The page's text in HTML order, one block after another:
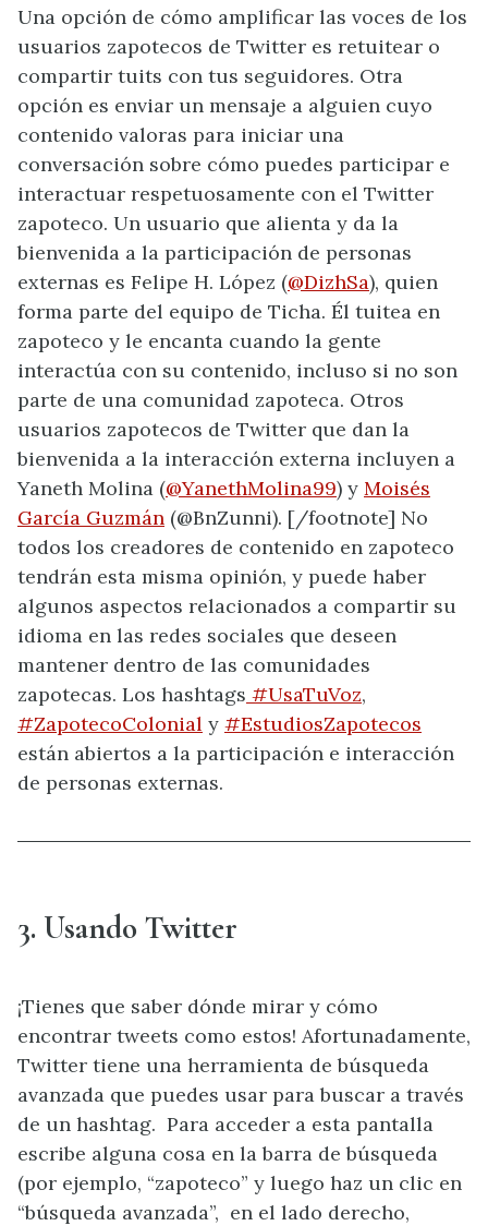
Una opción de cómo amplificar las voces de los
usuarios zapotecos de Twitter es retuitear o
compartir tuits con tus seguidores. Otra
opción es enviar un mensaje a alguien cuyo
contenido valoras para iniciar una
conversación sobre cómo puedes participar e
interactuar respetuosamente con el Twitter
zapoteco. Un usuario que alienta y da la
bienvenida a la participación de personas
externas es Felipe H. López (@DizhSa), quien
forma parte del equipo de Ticha. Él tuitea en
zapoteco y le encanta cuando la gente
interactúa con su contenido, incluso si no son
parte de una comunidad zapoteca. Otros
usuarios zapotecos de Twitter que dan la
bienvenida a la interacción externa incluyen a
Yaneth Molina (@YanethMolina99) y Moisés
García Guzmán (@BnZunni). [/footnote] No
todos los creadores de contenido en zapoteco
tendrán esta misma opinión, y puede haber
algunos aspectos relacionados a compartir su
idioma en las redes sociales que deseen
mantener dentro de las comunidades
zapotecas. Los hashtags #UsaTuVoz,
#ZapotecoColonial y #EstudiosZapotecos
están abiertos a la participación e interacción
de personas externas.
3. Usando Twitter
¡Tienes que saber dónde mirar y cómo
encontrar tweets como estos! Afortunadamente,
Twitter tiene una herramienta de búsqueda
avanzada que puedes usar para buscar a través
de un hashtag. Para acceder a esta pantalla
escribe alguna cosa en la barra de búsqueda
(por ejemplo, “zapoteco” y luego haz un clic en
“búsqueda avanzada”, en el lado derecho,